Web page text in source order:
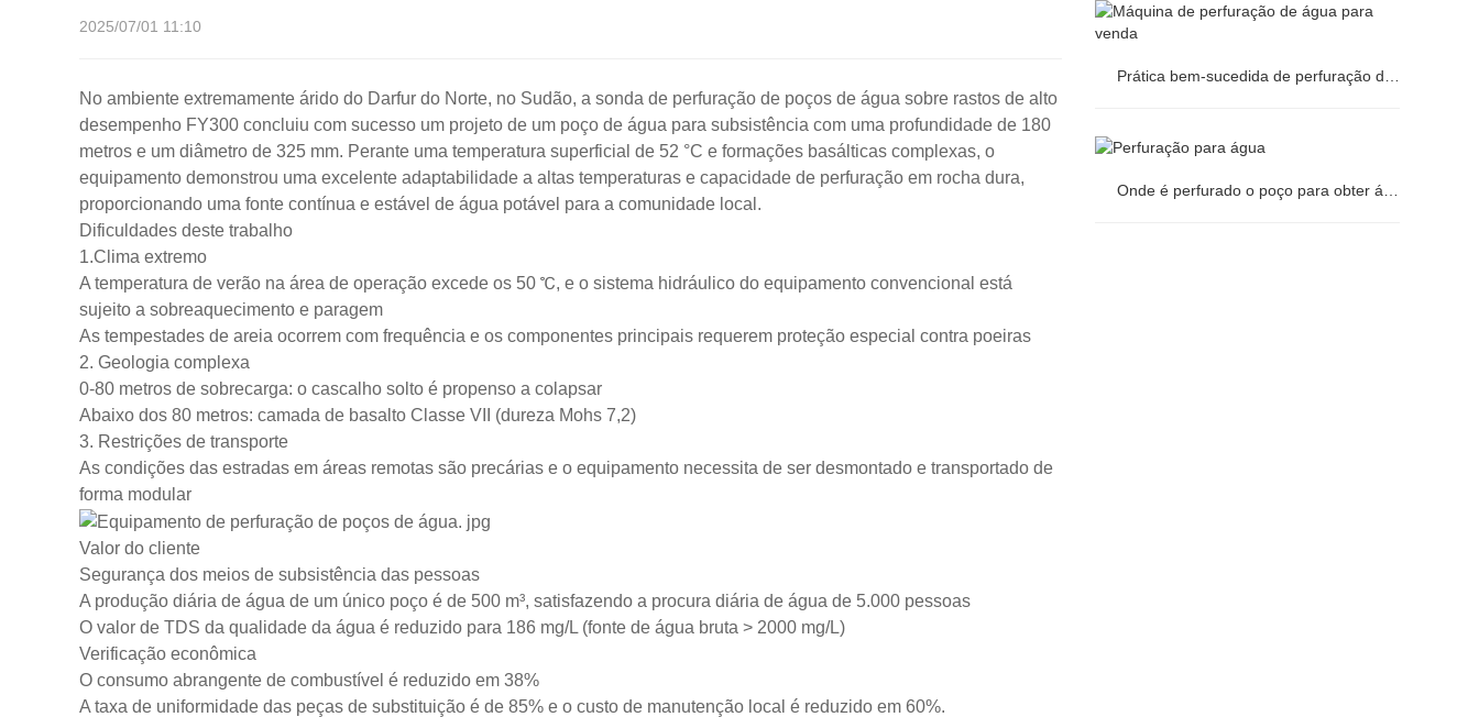
2025/07/01 11:10
No ambiente extremamente árido do Darfur do Norte, no Sudão, a sonda de perfuração de poços de água sobre rastos de alto
desempenho FY300 concluiu com sucesso um projeto de um poço de água para subsistência com uma profundidade de 180
metros e um diâmetro de 325 mm. Perante uma temperatura superficial de 52 °C e formações basálticas complexas, o
equipamento demonstrou uma excelente adaptabilidade a altas temperaturas e capacidade de perfuração em rocha dura,
proporcionando uma fonte contínua e estável de água potável para a comunidade local.
Dificuldades deste trabalho
1.Clima extremo
A temperatura de verão na área de operação excede os 50 ℃, e o sistema hidráulico do equipamento convencional está
sujeito a sobreaquecimento e paragem
As tempestades de areia ocorrem com frequência e os componentes principais requerem proteção especial contra poeiras
2. Geologia complexa
0-80 metros de sobrecarga: o cascalho solto é propenso a colapsar
Abaixo dos 80 metros: camada de basalto Classe VII (dureza Mohs 7,2)
3. Restrições de transporte
As condições das estradas em áreas remotas são precárias e o equipamento necessita de ser desmontado e transportado de
forma modular
Valor do cliente
Segurança dos meios de subsistência das pessoas
A produção diária de água de um único poço é de 500 m³, satisfazendo a procura diária de água de 5.000 pessoas
O valor de TDS da qualidade da água é reduzido para 186 mg/L (fonte de água bruta > 2000 mg/L)
Verificação econômica
O consumo abrangente de combustível é reduzido em 38%
A taxa de uniformidade das peças de substituição é de 85% e o custo de manutenção local é reduzido em 60%.
Prática bem-sucedida de perfuração de
poços profundos sobre esteiras em áreas